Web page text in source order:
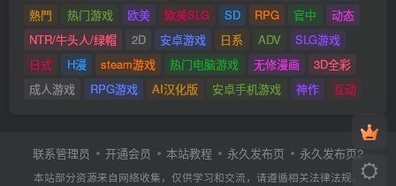
熱門
热门游戏 欧美 欧美SLG SD RPG 官中
动态
NTR/牛头人/绿帽
2D 安卓游戏 日系 ADV
SLG游戏
日式
H漫 steam游戏 热门电脑游戏 无修漫画
3D全彩
成人游戏
RPG游戏 AI汉化版 安卓手机游戏 神作 互动
联系管理员 开通会员 本站教程 永久发布页 永久发布页2
本站部分资源来自网络收集，仅供学习和交流，请遵循相关法律法规。